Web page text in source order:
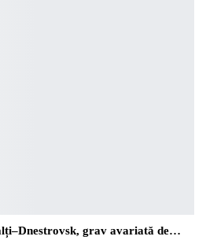
grav avariată de…